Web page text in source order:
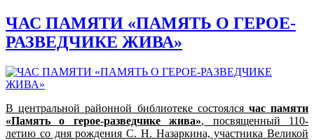
ЧАС ПАМЯТИ «ПАМЯТЬ О ГЕРОЕ-
РАЗВЕДЧИКЕ ЖИВА»
В центральной районной библиотеке состоялся час памяти
«Память о герое-разведчике жива», посвященный 110-
летию со дня рождения С. Н. Назаркина, участника Великой